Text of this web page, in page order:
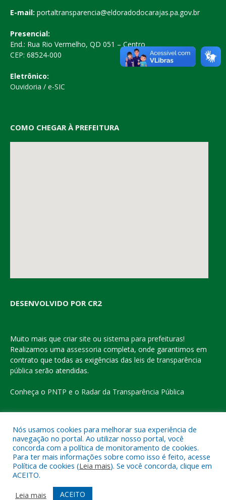
E-mail: portaltransparencia@eldoradodocarajas.pa.gov.br
Presencial:
End.: Rua Rio Vermelho, QD 051 – Centro
CEP: 68524-000
Eletrônico:
Ouvidoria / e-SIC
COMO CHEGAR À PREFEITURA
DESENVOLVIDO POR CR2
Muito mais que criar site ou sistema para prefeituras!
Realizamos uma assessoria completa, onde garantimos em
contrato que todas as exigências das leis de transparência
pública serão atendidas.
Conheça o PNTP e o Radar da Transparência Pública
Todos os direitos reservados a Prefeitura Municipal de Eldorado
do Carajás
Mapa do Site
Acessar o Webmail
Nós usamos cookies para melhorar sua experiência de
navegação no portal. Ao utilizar nosso portal, você
concorda com a política de monitoramento de cookies.
Para ter mais informações sobre como isso é feito, acesse
Política de cookies (Leia mais). Se você concorda, clique em
ACEITO.
Leia mais
ACEITO